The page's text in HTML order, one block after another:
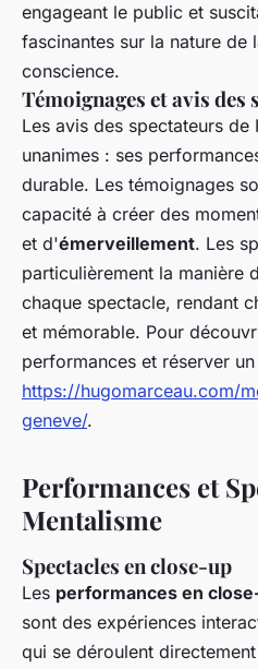
engageant le public et
fascinantes sur la nature de
conscience.
Témoignages et avis des
Les avis des spectateurs de
unanimes : ses
durable. Les témoignages
capacité à créer des
et d'émerveillement. Les
particulièrement la manière
chaque spectacle, rendant
et mémorable. Pour
performances et réserver
https://hugomarceau.com/
geneve/.
Performances et
Mentalisme
Spectacles en close-up
Les performances en
sont des expériences
qui se déroulent